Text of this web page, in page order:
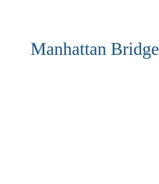
Manhattan Bridge